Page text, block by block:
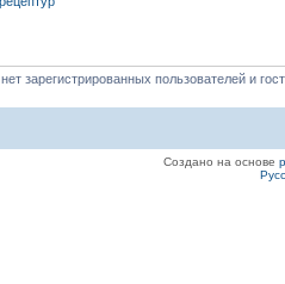
зарегистрированных пользователей и
Создано на основе